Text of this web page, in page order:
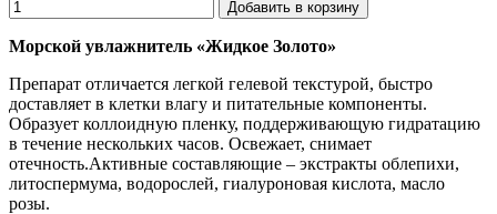
Добавить в корзину
Морской увлажнитель «Жидкое Золото»
Препарат отличается легкой гелевой текстурой, быстро
доставляет в клетки влагу и питательные компоненты.
Образует коллоидную пленку, поддерживающую гидратацию
в течение нескольких часов. Освежает, снимает
отечность.Активные составляющие – экстракты облепихи,
литоспермума, водорослей, гиалуроновая кислота, масло
розы.